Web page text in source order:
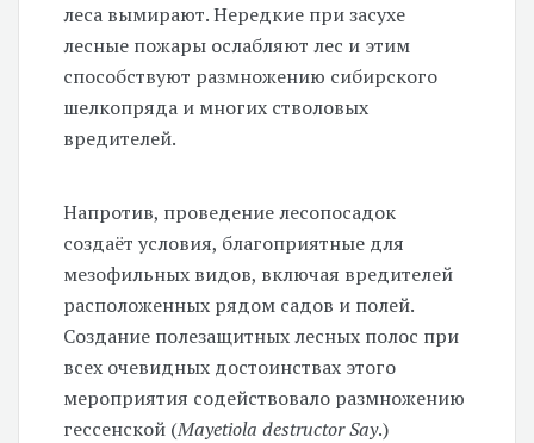
леса вымирают. Нередкие при засухе
лесные пожары ослабляют лес и этим
способствуют размножению сибирского
шелкопряда и многих стволовых
вредителей.
Напротив, проведение лесопосадок
создаёт условия, благоприятные для
мезофильных видов, включая вредителей
расположенных рядом садов и полей.
Создание полезащитных лесных полос при
всех очевидных достоинствах этого
мероприятия содействовало размножению
гессенской (Mayetiola destructor Say.)